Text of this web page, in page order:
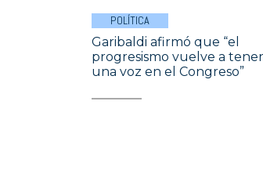
POLÍTICA
Garibaldi afirmó que “el
progresismo vuelve a tener
una voz en el Congreso”